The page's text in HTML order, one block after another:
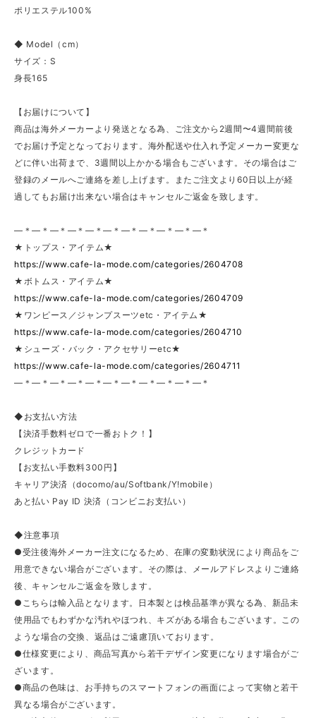
ポリエステル100%
◆ Model（cm）
サイズ：S
身長165
【お届けについて】
商品は海外メーカーより発送となる為、ご注文から2週間〜4週間前後
でお届け予定となっております。海外配送や仕入れ予定メーカー変更な
どに伴い出荷まで、3週間以上かかる場合もございます。その場合はご
登録のメールへご連絡を差し上げます。またご注文より60日以上が経
過してもお届け出来ない場合はキャンセルご返金を致します。
—＊—＊—＊—＊—＊—＊—＊—＊—＊—＊—＊
★トップス・アイテム★
https://www.cafe-la-mode.com/categories/2604708
★ボトムス・アイテム★
https://www.cafe-la-mode.com/categories/2604709
★ワンピース／ジャンプスーツetc・アイテム★
https://www.cafe-la-mode.com/categories/2604710
★シューズ・バック・アクセサリーetc★
https://www.cafe-la-mode.com/categories/2604711
—＊—＊—＊—＊—＊—＊—＊—＊—＊—＊—＊
◆お支払い方法
【決済手数料ゼロで一番おトク！】
クレジットカード
【お支払い手数料300円】
キャリア決済（docomo/au/Softbank/Y!mobile）
あと払い Pay ID 決済（コンビニお支払い）
◆注意事項
●受注後海外メーカー注文になるため、在庫の変動状況により商品をご
用意できない場合がございます。その際は、メールアドレスよりご連絡
後、キャンセルご返金を致します。
●こちらは輸入品となります。日本製とは検品基準が異なる為、新品未
使用品でもわずかな汚れやほつれ、キズがある場合もございます。この
ような場合の交換、返品はご遠慮頂いております。
●仕様変更により、商品写真から若干デザイン変更になります場合がご
ざいます。
●商品の色味は、お手持ちのスマートフォンの画面によって実物と若干
異なる場合がございます。